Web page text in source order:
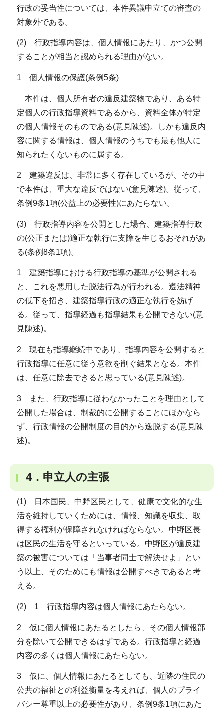
行政の妥当性については、本件異議申立ての審査の
対象外である。
(2) 行政指導内容は、個人情報にあたり、かつ公開
することが相当と認められる理由がない。
1 個人情報の保護(条例5条)
本件は、個人所有者の違反建築物であり、ある特
定個人の行政指導資料であるから、資料全体が特定
の個人情報そのものである(意見陳述)。しかも違反内
容に関する情報は、個人情報のうちでも最も他人に
知られたくないものに属する。
2 建築違反は、非常に多く存在しているが、その中
で本件は、重大な違反ではない(意見陳述)。従って、
条例9条1項(公益上の必要性)にあたらない。
(3) 行政指導内容を公開とした場合、建築指導行政
の(公正または)適正な執行に支障を生じるおそれがあ
る(条例8条1項)。
1 建築指導における行政指導の基準が公開される
と、これを悪用した脱法行為が行われる。遵法精神
の低下を招き、建築指導行政の適正な執行を妨げ
る。従って、指導経過も指導結果も公開できない(意
見陳述)。
2 現在も指導継続中であり、指導内容を公開すると
行政指導に任意に従う意欲を削ぐ結果となる。本件
は、任意に除去できると思っている(意見陳述)。
3 また、行政指導に従わなかったことを理由として
公開した場合は、制裁的に公開することにほかなら
ず、行政情報の公開制度の目的から逸脱する(意見陳
述)。
4．申立人の主張
(1) 日本国民、中野区民として、健康で文化的な生
活を維持していくためには、情報、知識を収集、取
得する権利が保障されなければならない。中野区長
は区民の生活を守るといっている。中野区が違反建
築の被害については「当事者同士で解決せよ」とい
う以上、そのためにも情報は公開すべきであると考
える。
(2) 1 行政指導内容は個人情報にあたらない。
2 仮に個人情報にあたるとしたら、その個人情報部
分を除いて公開できるはずである。行政指導と経過
内容の多くは個人情報にあたらない。
3 仮に、個人情報にあたるとしても、近隣の住民の
公共の福祉との利益衡量を考えれば、個人のプライ
バシー尊重以上の必要性があり、条例9条1項にあた